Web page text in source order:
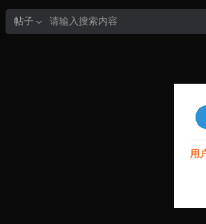
帖子
用